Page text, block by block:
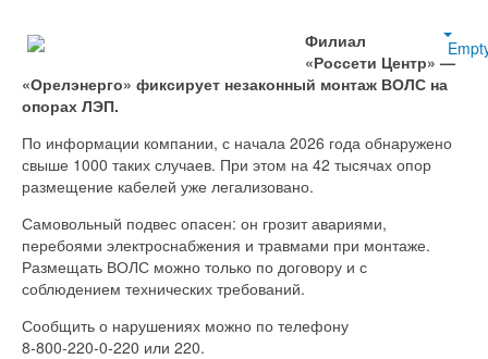
Филиал
«Россети Центр» —
«Орелэнерго» фиксирует незаконный монтаж ВОЛС на
опорах ЛЭП.
По информации компании, с начала 2026 года обнаружено
свыше 1000 таких случаев. При этом на 42 тысячах опор
размещение кабелей уже легализовано.
Самовольный подвес опасен: он грозит авариями,
перебоями электроснабжения и травмами при монтаже.
Размещать ВОЛС можно только по договору и с
соблюдением технических требований.
Сообщить о нарушениях можно по телефону
8‑800‑220‑0‑220 или 220.